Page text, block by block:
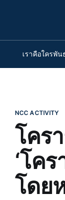
เราคือใครพัน
NCC ACTIVITY
โคร
‘โค
โดย